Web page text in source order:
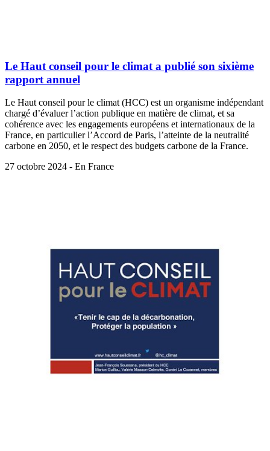
Le Haut conseil pour le climat a publié son sixième
rapport annuel
Le Haut conseil pour le climat (HCC) est un organisme indépendant
chargé d’évaluer l’action publique en matière de climat, et sa
cohérence avec les engagements européens et internationaux de la
France, en particulier l’Accord de Paris, l’atteinte de la neutralité
carbone en 2050, et le respect des budgets carbone de la France.
27 octobre 2024 - En France